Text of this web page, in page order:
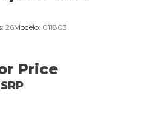
26Modelo: 011803
Price